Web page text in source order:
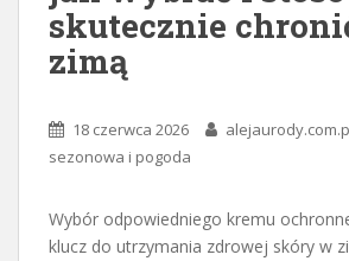
skutecznie
zimą
18 czerwca 2026
sezonowa i pogoda
Wybór odpowiedniego kremu
klucz do utrzymania zdrowej skóry w